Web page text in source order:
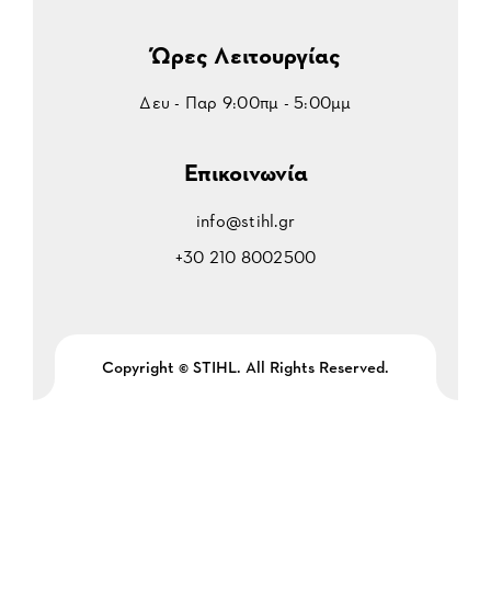
Ώρες Λειτουργίας
Δευ - Παρ 9:00πμ - 5:00μμ
Επικοινωνία
info@stihl.gr
+30 210 8002500
Copyright © STIHL. All Rights Reserved.